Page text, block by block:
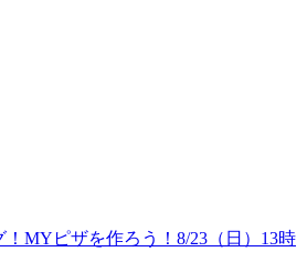
MYピザを作ろう！8/23（日）13時